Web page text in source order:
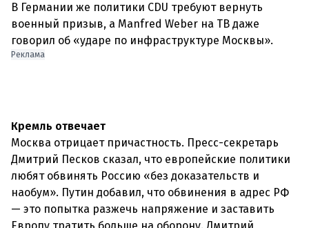
В Германии же политики CDU требуют вернуть
военный призыв, а Manfred Weber на ТВ даже
говорил об «ударе по инфраструктуре Москвы».
Реклама
Кремль отвечает
Москва отрицает причастность. Пресс-секретарь
Дмитрий Песков сказал, что европейские политики
любят обвинять Россию «без доказательств и
наобум». Путин добавил, что обвинения в адрес РФ
— это попытка разжечь напряжение и заставить